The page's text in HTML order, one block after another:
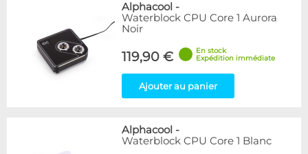
Alphacool -
Waterblock CPU Core 1 Aurora
Noir
119,90 €
En stock
Expédition immédiate
Ajouter au panier
Alphacool -
Waterblock CPU Core 1 Blanc